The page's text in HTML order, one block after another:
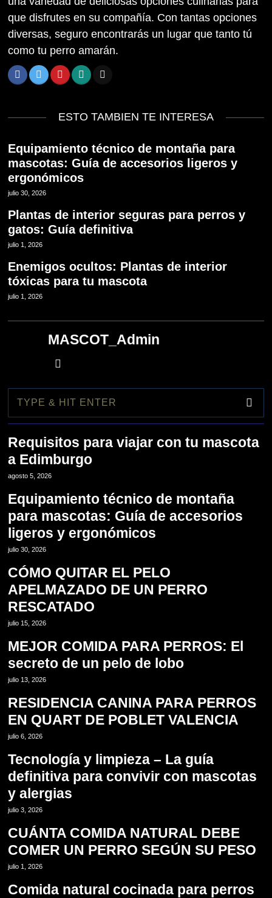
que disfrutes en su compañía. Con tantas opciones
diversas, seguro encontrarás un lugar que tanto tú
como tu perro amarán.
ESTO TAMBIEN TE INTERESA
Equipamiento técnico de montaña para
mascotas: Guía de accesorios ligeros y
ergonómicos
julio 30, 2026
Plantas de interior seguras para perros y
gatos: Guía definitiva
julio 1, 2026
Enemigos ocultos: Plantas de interior
tóxicas para tu mascota
julio 1, 2026
MASCOT_Admin
1
Requisitos para viajar con tu mascota
a Edimburgo
agosto 5, 2026
Equipamiento técnico de montaña
para mascotas: Guía de accesorios
ligeros y ergonómicos
julio 30, 2026
CÓMO QUITAR EL PELO
APELMAZADO DE UN PERRO
RESCATADO
julio 15, 2026
MEJOR COMIDA PARA PERROS: El
secreto de un pelo de lobo
julio 13, 2026
RESIDENCIA CANINA PARA PERROS
EN QUART DE POBLET VALENCIA
julio 6, 2026
Tecnología y limpieza – La guía
definitiva para convivir con mascotas
y alergias
julio 3, 2026
CUÁNTA COMIDA NATURAL DEBE
COMER UN PERRO SEGÚN SU PESO
julio 1, 2026 8
Comida natural cocinada para perros